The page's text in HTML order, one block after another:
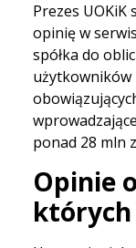
Prezes UOKiK
opinię w
spółka do
użytkowników
ponad 28 mln
Opinie
których